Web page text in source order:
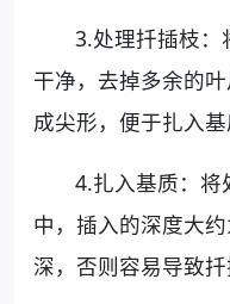
3.处理扦插枝：
干净，去掉多余的
成尖形，便于扎入
4.扎入基质：将
中，插入的深度大
深，否则容易导致扦